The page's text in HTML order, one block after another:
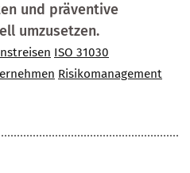
und präventive
umzusetzen.
ISO 31030
Risikomanagement